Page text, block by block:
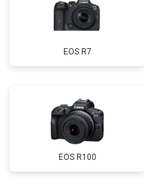
EOS R7
EOS R100